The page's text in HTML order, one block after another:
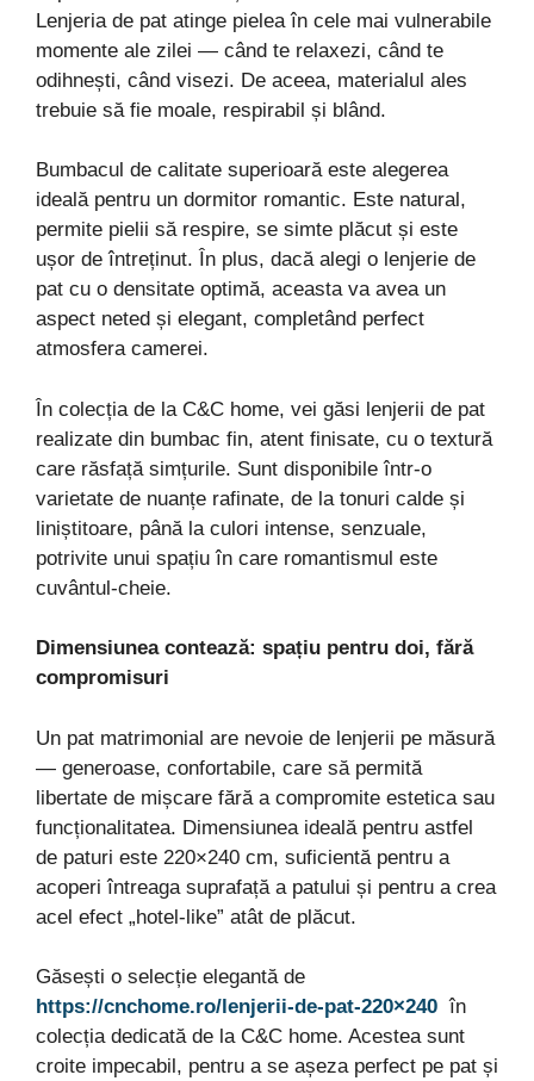
Lenjeria de pat atinge pielea în cele mai vulnerabile
momente ale zilei — când te relaxezi, când te
odihnești, când visezi. De aceea, materialul ales
trebuie să fie moale, respirabil și blând.
Bumbacul de calitate superioară este alegerea
ideală pentru un dormitor romantic. Este natural,
permite pielii să respire, se simte plăcut și este
ușor de întreținut. În plus, dacă alegi o lenjerie de
pat cu o densitate optimă, aceasta va avea un
aspect neted și elegant, completând perfect
atmosfera camerei.
În colecția de la C&C home, vei găsi lenjerii de pat
realizate din bumbac fin, atent finisate, cu o textură
care răsfață simțurile. Sunt disponibile într-o
varietate de nuanțe rafinate, de la tonuri calde și
liniștitoare, până la culori intense, senzuale,
potrivite unui spațiu în care romantismul este
cuvântul-cheie.
Dimensiunea contează: spațiu pentru doi, fără
compromisuri
Un pat matrimonial are nevoie de lenjerii pe măsură
— generoase, confortabile, care să permită
libertate de mișcare fără a compromite estetica sau
funcționalitatea. Dimensiunea ideală pentru astfel
de paturi este 220×240 cm, suficientă pentru a
acoperi întreaga suprafață a patului și pentru a crea
acel efect „hotel-like” atât de plăcut.
Găsești o selecție elegantă de
https://cnchome.ro/lenjerii-de-pat-220×240 în
colecția dedicată de la C&C home. Acestea sunt
croite impecabil, pentru a se așeza perfect pe pat și